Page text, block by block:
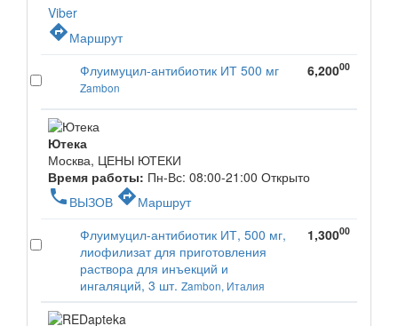
Viber
directionsМаршрут
Флуимуцил-антибиотик ИТ 500 мг
Zambon
6,20000
Ютека
Москва, ЦЕНЫ ЮТЕКИ
Время работы: Пн-Вс: 08:00-21:00 Открыто
phone ВЫЗОВ directionsМаршрут
Флуимуцил-антибиотик ИТ, 500 мг,
лиофилизат для приготовления
раствора для инъекций и
ингаляций, 3 шт. Zambon, Италия
1,30000